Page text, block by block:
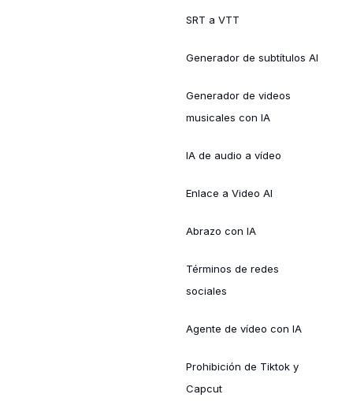
SRT a VTT
Generador de subtítulos AI
Generador de videos
musicales con IA
IA de audio a vídeo
Enlace a Video AI
Abrazo con IA
Términos de redes
sociales
Agente de vídeo con IA
Prohibición de Tiktok y
Capcut